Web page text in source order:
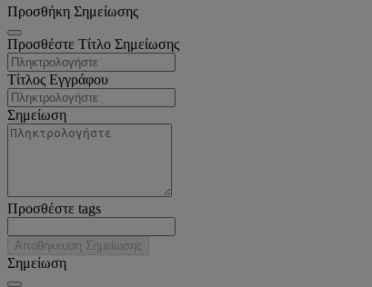
Προσθήκη Σημείωσης
Προσθέστε Τίτλο Σημείωσης
Τίτλος Εγγράφου
Σημείωση
Προσθέστε tags
Αποθήκευση Σημείωσης
Σημείωση